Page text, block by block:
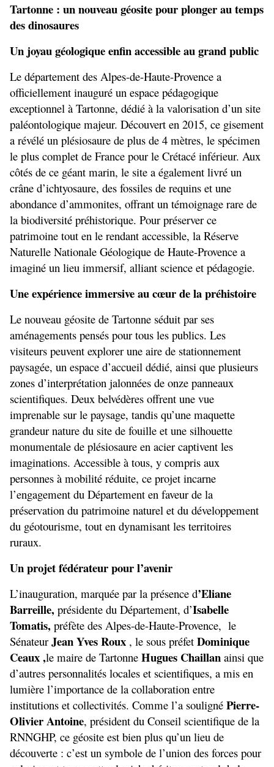
Tartonne : un nouveau géosite pour plonger au temps
des dinosaures
Un joyau géologique enfin accessible au grand public
Le département des Alpes-de-Haute-Provence a
officiellement inauguré un espace pédagogique
exceptionnel à Tartonne, dédié à la valorisation d’un site
paléontologique majeur. Découvert en 2015, ce gisement
a révélé un plésiosaure de plus de 4 mètres, le spécimen
le plus complet de France pour le Crétacé inférieur. Aux
côtés de ce géant marin, le site a également livré un
crâne d’ichtyosaure, des fossiles de requins et une
abondance d’ammonites, offrant un témoignage rare de
la biodiversité préhistorique. Pour préserver ce
patrimoine tout en le rendant accessible, la Réserve
Naturelle Nationale Géologique de Haute-Provence a
imaginé un lieu immersif, alliant science et pédagogie.
Une expérience immersive au cœur de la préhistoire
Le nouveau géosite de Tartonne séduit par ses
aménagements pensés pour tous les publics. Les
visiteurs peuvent explorer une aire de stationnement
paysagée, un espace d’accueil dédié, ainsi que plusieurs
zones d’interprétation jalonnées de onze panneaux
scientifiques. Deux belvédères offrent une vue
imprenable sur le paysage, tandis qu’une maquette
grandeur nature du site de fouille et une silhouette
monumentale de plésiosaure en acier captivent les
imaginations. Accessible à tous, y compris aux
personnes à mobilité réduite, ce projet incarne
l’engagement du Département en faveur de la
préservation du patrimoine naturel et du développement
du géotourisme, tout en dynamisant les territoires
ruraux.
Un projet fédérateur pour l’avenir
L’inauguration, marquée par la présence d’Eliane
Barreille, présidente du Département, d’Isabelle
Tomatis, préfète des Alpes-de-Haute-Provence,  le
Sénateur Jean Yves Roux , le sous préfet Dominique
Ceaux ,le maire de Tartonne Hugues Chaillan ainsi que
d’autres personnalités locales et scientifiques, a mis en
lumière l’importance de la collaboration entre
institutions et collectivités. Comme l’a souligné Pierre-
Olivier Antoine, président du Conseil scientifique de la
RNNGHP, ce géosite est bien plus qu’un lieu de
découverte : c’est un symbole de l’union des forces pour